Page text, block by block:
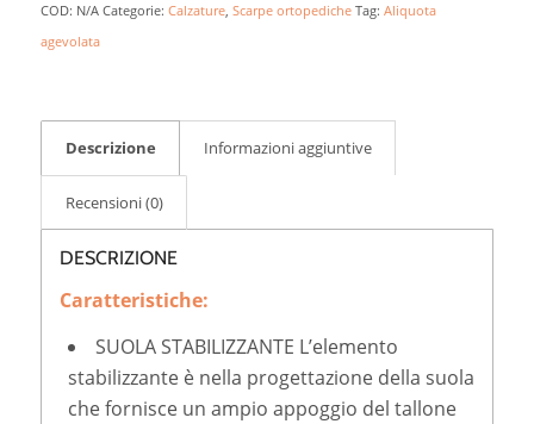
COD: N/A Categorie: Calzature, Scarpe ortopediche Tag: Aliquota
agevolata
Descrizione Informazioni aggiuntive
Recensioni (0)
DESCRIZIONE
Caratteristiche:
SUOLA STABILIZZANTE L’elemento
stabilizzante è nella progettazione della suola
che fornisce un ampio appoggio del tallone